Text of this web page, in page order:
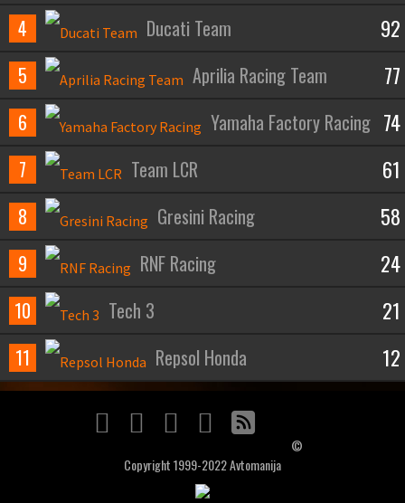
4 Ducati Team 92
5 Aprilia Racing Team 77
6 Yamaha Factory Racing 74
7 Team LCR 61
8 Gresini Racing 58
9 RNF Racing 24
10 Tech 3 21
11 Repsol Honda 12
©
Copyright 1999-2022 Avtomanija